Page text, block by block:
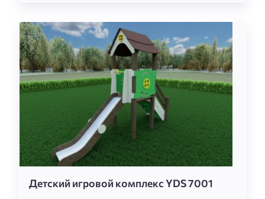
Детский игровой комплекс YDS 7001